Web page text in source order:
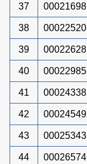
37 00021698
38 00022520
39 00022628
40 00022985
41 00024338
42 00024549
43 00025343
44 00026574